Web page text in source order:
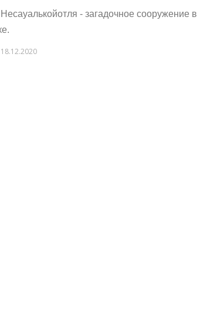
- загадочное сооружение в
18.12.2020